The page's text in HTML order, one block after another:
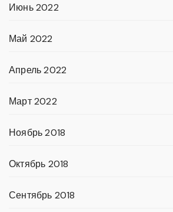
Июнь 2022
Май 2022
Апрель 2022
Март 2022
Ноябрь 2018
Октябрь 2018
Сентябрь 2018